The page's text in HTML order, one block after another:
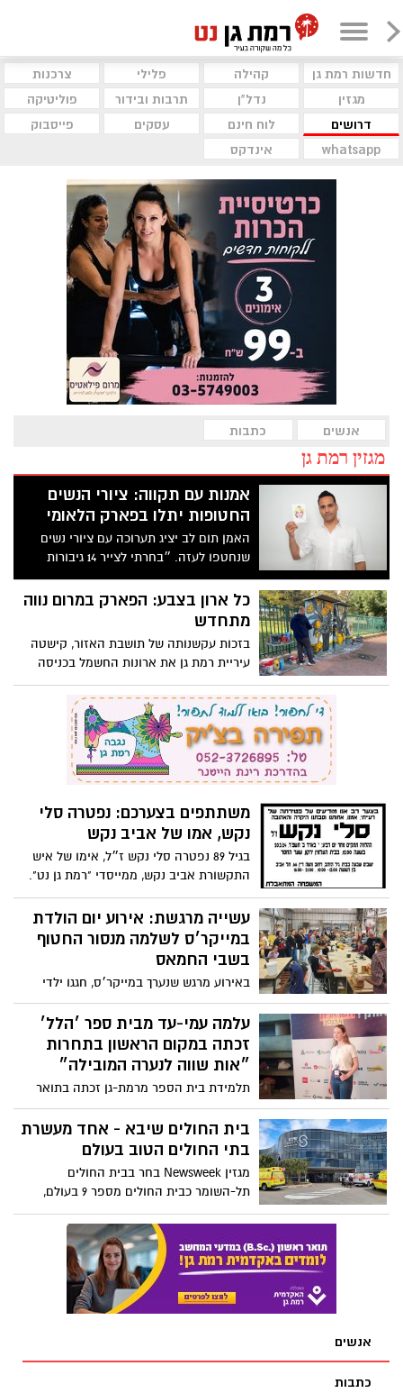
חדשות רמת גן קהילה פלילי
צרכנות
מגזין
נדל"ן תרבות ובידור
פוליטיקה
דרושים
לוח חינם עסקים
פייסבוק
whatsapp
אינדקס
אנשים כתבות
מגזין רמת גן
אמנות עם תקווה: ציורי הנשים
החטופות יתלו בפארק הלאומי
האמן תום לב יציג תערוכה עם ציורי נשים
שנחטפו לעזה. ״בחרתי לצייר 14 גיבורות
שעבורן התקווה עדיין קיימת״
כל ארון בצבע: הפארק במרום נווה
מתחדש
בזכות עקשנותה של תושבת האזור, קישטה
עיריית רמת גן את ארונות החשמל בכניסה
לפארק בציורים מיוחדים
משתתפים בצערכם: נפטרה סלי
נקש, אמו של אביב נקש
בגיל 89 נפטרה סלי נקש ז״ל, אימו של איש
התקשורת אביב נקש, ממייסדי "רמת גן נט".
מחבקים ואוהבים
עשייה מרגשת: אירוע יום הולדת
במייקר׳ס לשלמה מנסור החטוף
בשבי החמאס
באירוע מרגש שנערך במייקר׳ס, חגגו ילדי
קיבוץ כיסופים לשלמה מנסור, החטוף המבוגר
ביותר
עלמה עמי-עד מבית ספר ׳הלל׳
זכתה במקום הראשון בתחרות
״אות שווה לנערה המובילה״
תלמידת בית הספר מרמת-גן זכתה בתואר
בקטגוריית אקלים, סביבה וקיימות בזכות
פועלה בתחום
בית החולים שיבא - אחד מעשרת
בתי החולים הטוב בעולם
מגזין Newsweek בחר בבית החולים
תל-השומר כבית החולים מספר 9 בעולם,
מתוך 250 בתי חולים בכל רחבי הגלובוס
אנשים
כתבות